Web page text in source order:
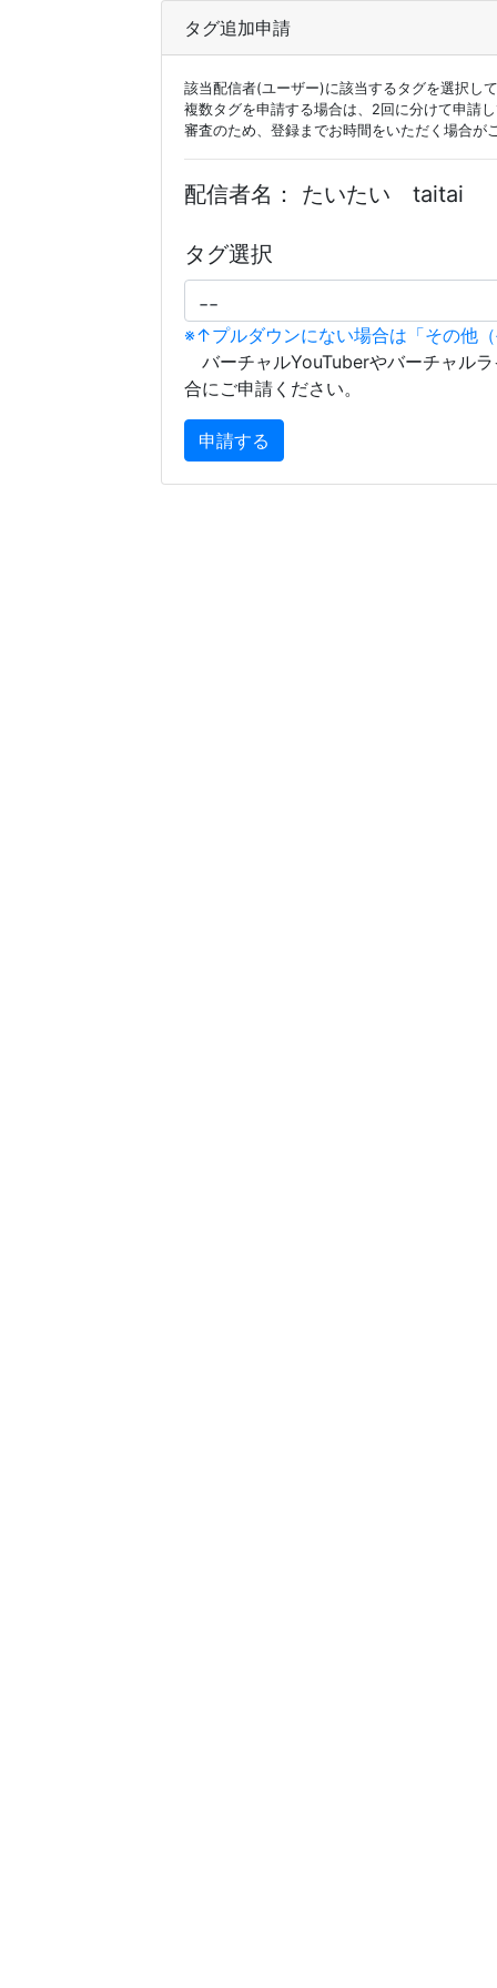
タグ追加申請
該当配信者(ユーザー)に該当するタグを選択し
複数タグを申請する場合は、2回に分けて申請
審査のため、登録までお時間をいただく場合が
配信者名： たいたい taitai
タグ選択
※↑プルダウンにない場合は「その他
バーチャルYouTuberやバーチャル
合にご申請ください。
申請する